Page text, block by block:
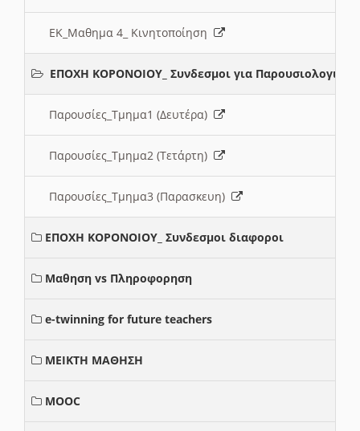
ΕΚ_Μαθημα 4_ Κινητοποίηση
ΕΠΟΧΗ ΚΟΡΟΝΟΙΟΥ_ Συνδεσμοι για Παρουσιολογια
Παρουσίες_Τμημα1 (Δευτέρα)
Παρουσίες_Τμημα2 (Τετάρτη)
Παρουσίες_Τμημα3 (Παρασκευη)
ΕΠΟΧΗ ΚΟΡΟΝΟΙΟΥ_ Συνδεσμοι διαφοροι
Μαθηση vs Πληροφορηση
e-twinning for future teachers
ΜΕΙΚΤΗ ΜΑΘΗΣΗ
MOOC